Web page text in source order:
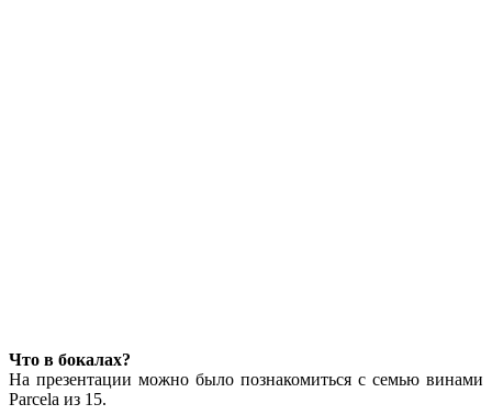
Что в бокалах?
На презентации можно было познакомиться с семью винами
Parcela из 15.